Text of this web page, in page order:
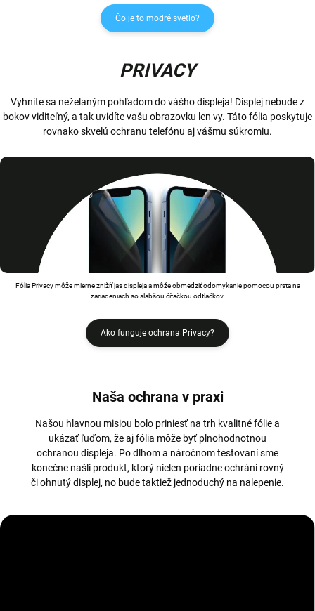
Čo je to modré svetlo?
PRIVACY
Vyhnite sa neželaným pohľadom do vášho displeja! Displej nebude z
bokov viditeľný, a tak uvidíte vašu obrazovku len vy. Táto fólia poskytuje
rovnako skvelú ochranu telefónu aj vášmu súkromiu.
Fólia Privacy môže mierne znižíť jas displeja a môže obmedziť odomykanie pomocou prsta na
zariadeniach so slabšou čítačkou odtlačkov.
Ako funguje ochrana Privacy?
Naša ochrana v praxi
Našou hlavnou misiou bolo priniesť na trh kvalitné fólie a
ukázať ľuďom, že aj fólia môže byť plnohodnotnou
ochranou displeja. Po dlhom a náročnom testovaní sme
konečne našli produkt, ktorý nielen poriadne ochráni rovný
či ohnutý displej, no bude taktiež jednoduchý na nalepenie.